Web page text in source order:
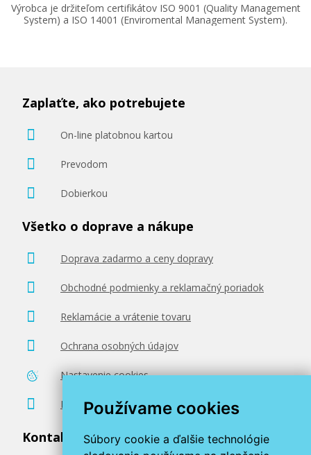
Používame cookies
Súbory cookie a ďalšie technológie
Výrobca je držiteľom certifikátov ISO 9001 (Quality Management
System) a ISO 14001 (Enviromental Management System).
Zaplaťte, ako potrebujete
On-line platobnou kartou
Prevodom
Dobierkou
Všetko o doprave a nákupe
Doprava zadarmo a ceny dopravy
Obchodné podmienky a reklamačný poriadok
Reklamácie a vrátenie tovaru
Ochrana osobných údajov
Nastavenie cookies
Poradenstvo zadarmo
Kontaktujte nás